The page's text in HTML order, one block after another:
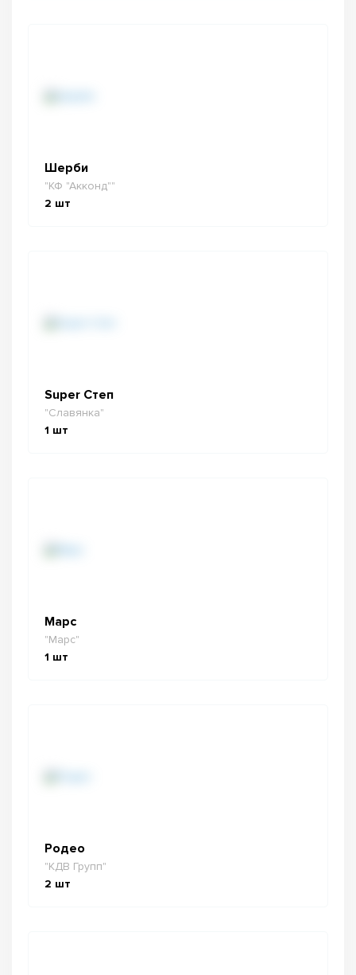
Шерби
"КФ "Акконд""
2 шт
Super Степ
"Славянка"
1 шт
Марс
"Марс"
1 шт
Родео
"КДВ Групп"
2 шт